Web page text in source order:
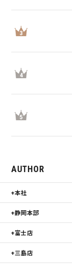
3
4
5
AUTHOR
本社
静岡本部
富士店
三島店